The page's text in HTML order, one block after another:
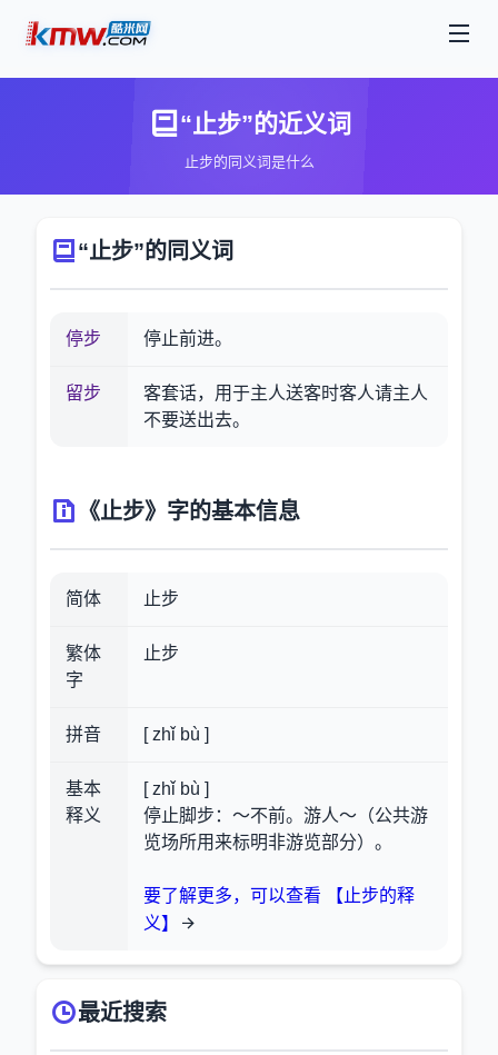
“止步”的近义词
止步的同义词是什么
“止步”的同义词
停步 停止前进。
留步
客套话，用于主人送客时客人请主人
不要送出去。
《止步》字的基本信息
简体 止步
繁体
字
止步
拼音 [ zhǐ bù ]
基本
释义
[ zhǐ bù ]
停止脚步：～不前。游人～（公共游
览场所用来标明非游览部分）。
要了解更多，可以查看 【止步的释
义】
最近搜索